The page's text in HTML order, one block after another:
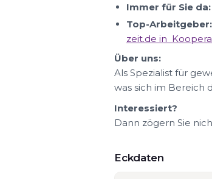
Immer für Sie da:
Top-Arbeitgeber:
zeit.de in
Über uns:
Als Spezialist für
was sich im Bereich
Interessiert?
Dann zögern Sie
Eckdaten